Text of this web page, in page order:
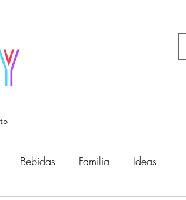
Bebidas Familia Ideas